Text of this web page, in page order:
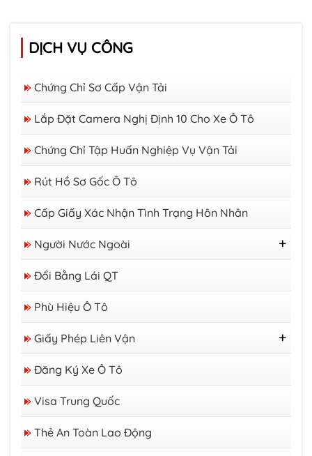
DỊCH VỤ CÔNG
Chứng Chỉ Sơ Cấp Vận Tải
Lắp Đặt Camera Nghị Định 10 Cho Xe Ô Tô
Chứng Chỉ Tập Huấn Nghiệp Vụ Vận Tải
Rút Hồ Sơ Gốc Ô Tô
Cấp Giấy Xác Nhận Tình Trạng Hôn Nhân
Người Nước Ngoài
Thị Thực
Thẻ Tạm Trú
Giấy Phép Lao Động
Đổi Bằng Lái QT
Phù Hiệu Ô Tô
Giấy Phép Liên Vận
GP Liên Vận Việt - Lào
GP Liên Vận Việt - Campuchia
Đăng Ký Xe Ô Tô
Visa Trung Quốc
Thẻ An Toàn Lao Động